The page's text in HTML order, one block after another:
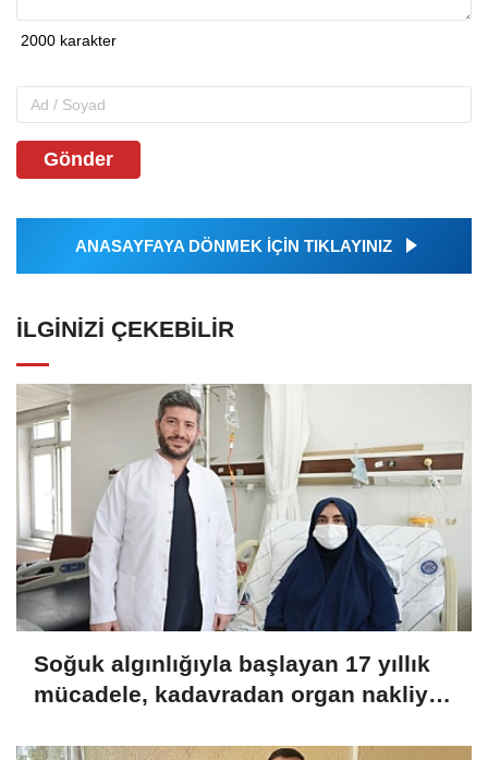
Gönder
ANASAYFAYA DÖNMEK İÇİN TIKLAYINIZ
İLGINIZI ÇEKEBILIR
Soğuk algınlığıyla başlayan 17 yıllık
mücadele, kadavradan organ nakliyle